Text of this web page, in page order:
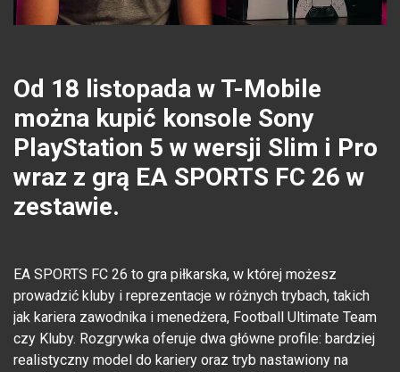
Od 18 listopada w T-Mobile
można kupić konsole Sony
PlayStation 5 w wersji Slim i Pro
wraz z grą EA SPORTS FC 26 w
zestawie.
EA SPORTS FC 26 to gra piłkarska, w której możesz
prowadzić kluby i reprezentacje w różnych trybach, takich
jak kariera zawodnika i menedżera, Football Ultimate Team
czy Kluby. Rozgrywka oferuje dwa główne profile: bardziej
realistyczny model do kariery oraz tryb nastawiony na